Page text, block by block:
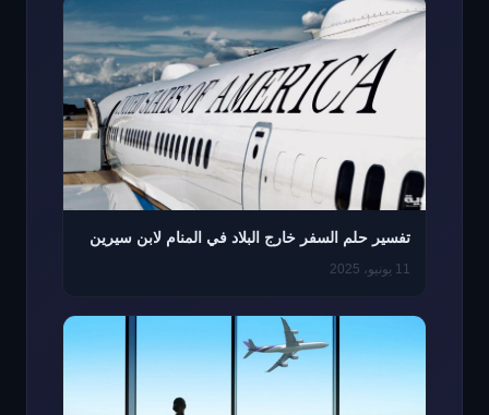
تفسير حلم السفر خارج البلاد في المنام لابن سيرين
11 يونيو، 2025